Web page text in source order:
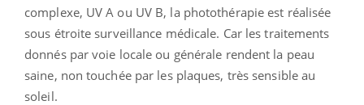
complexe, UV A ou UV B, la photothérapie est réalisée
sous étroite surveillance médicale. Car les traitements
donnés par voie locale ou générale rendent la peau
saine, non touchée par les plaques, très sensible au
soleil.